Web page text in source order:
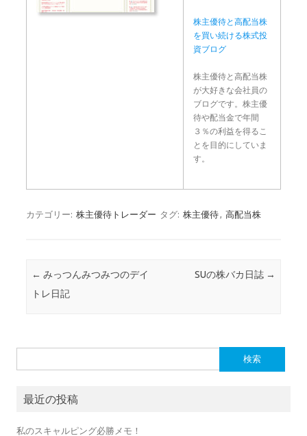
株主優待と高配当株
を買い続ける株式投
資ブログ
株主優待と高配当株
が大好きな会社員の
ブログです。株主優
待や配当金で年間
３％の利益を得るこ
とを目的にしていま
す。
カテゴリー: 株主優待トレーダー タグ: 株主優待, 高配当株
投稿ナビゲーション
← みっつんみつみつのデイ
トレ日記
SUの株バカ日誌 →
索:
最近の投稿
私のスキャルピング必勝メモ！